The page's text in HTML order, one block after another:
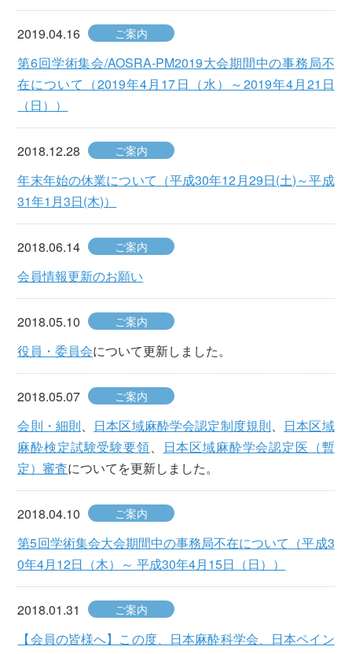
2019.04.16 ご案内
第6回学術集会/AOSRA-PM2019大会期間中の事務局不
在について（2019年4月17日（水）～2019年4月21日
（日））
2018.12.28 ご案内
年末年始の休業について（平成30年12月29日(土)～平成
31年1月3日(木)）
2018.06.14 ご案内
会員情報更新のお願い
2018.05.10 ご案内
役員・委員会について更新しました。
2018.05.07 ご案内
会則・細則、 日本区域麻酔学会認定制度規則、 日本区域
麻酔検定試験受験要領、
日本区域麻酔学会認定医（暫
定）審査についてを更新しました。
2018.04.10 ご案内
第5回学術集会大会期間中の事務局不在について（平成3
0年4月12日（木）～ 平成30年4月15日（日））
2018.01.31 ご案内
【会員の皆様へ】この度、日本麻酔科学会、日本ペイン